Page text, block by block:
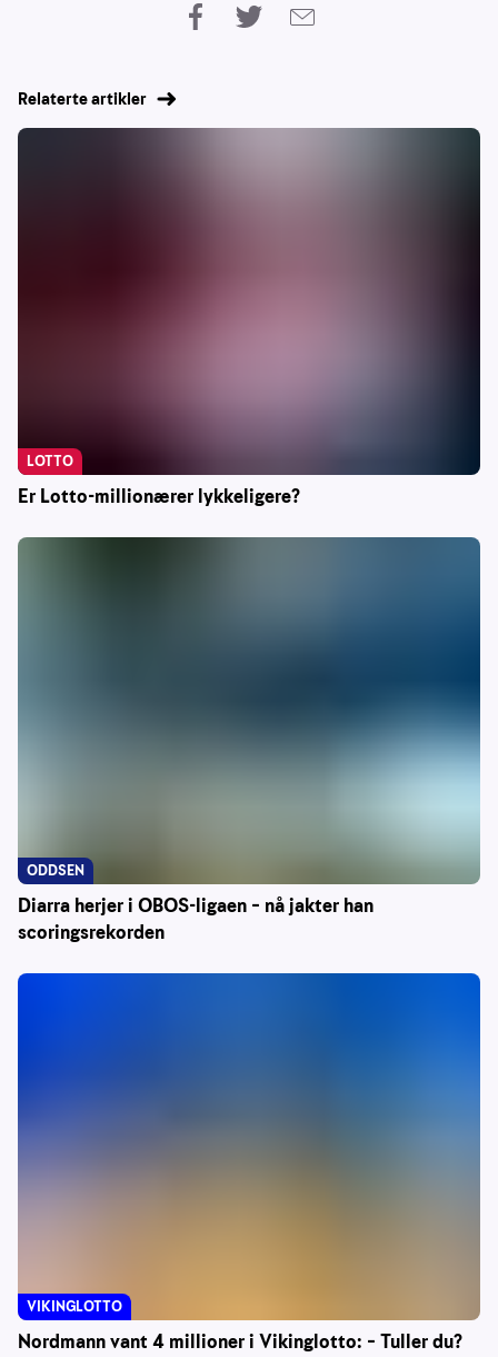
Relaterte artikler
Er Lotto-millionærer lykkeligere?
LOTTO
Diarra herjer i OBOS-ligaen – nå jakter han
scoringsrekorden
ODDSEN
Nordmann vant 4 millioner i Vikinglotto: – Tuller du?
VIKINGLOTTO